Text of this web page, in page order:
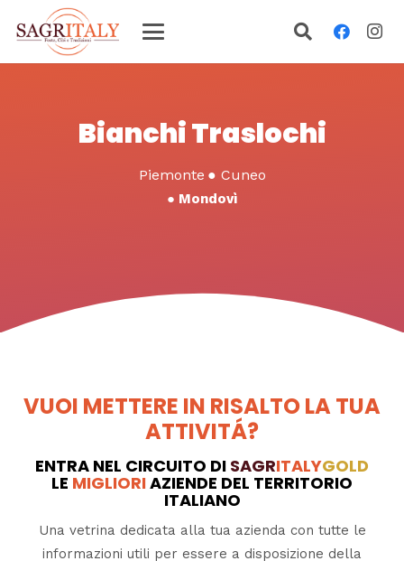
Bianchi Traslochi
Piemonte ● Cuneo
● Mondovì
VUOI METTERE IN RISALTO LA TUA
ATTIVITÁ?
ENTRA NEL CIRCUITO DI SAGRITALYGOLD
LE MIGLIORIAZIENDE DEL TERRITORIO
ITALIANO
Una vetrina dedicata alla tua azienda con tutte le
informazioni utili per essere a disposizione della